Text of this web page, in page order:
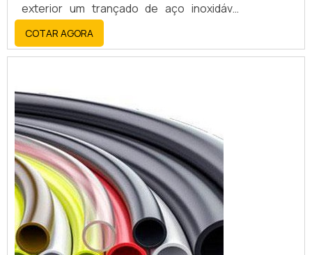
exterior um trançado de aço inoxidável.
Esta composição proporciona flexibilidade
e força à mangueira de teflon com trama
em aço, o que favorece um desempenho
vibração.Aplicações do produtoEm razão
de suas características de resistência à al...
COTAR AGORA